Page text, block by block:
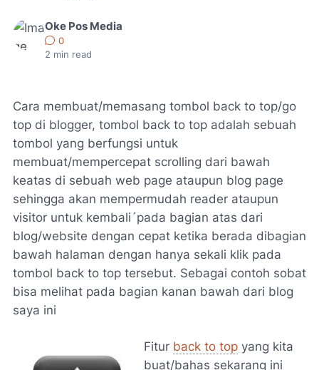
Oke Pos Media
0
2 min read
Cara membuat/memasang tombol back to top/go
top di blogger, tombol back to top adalah sebuah
tombol yang berfungsi untuk
membuat/mempercepat scrolling dari bawah
keatas di sebuah web page ataupun blog page
sehingga akan mempermudah reader ataupun
visitor untuk kembali´pada bagian atas dari
blog/website dengan cepat ketika berada dibagian
bawah halaman dengan hanya sekali klik pada
tombol back to top tersebut. Sebagai contoh sobat
bisa melihat pada bagian kanan bawah dari blog
saya ini
Fitur back to top yang kita
buat/bahas sekarang ini